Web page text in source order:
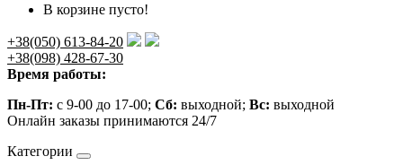
В корзине пусто!
+38(050) 613-84-20
+38(098) 428-67-30
Время работы:
Пн-Пт: с 9-00 до 17-00; Сб: выходной; Вс: выходной
Онлайн заказы принимаются 24/7
Категории